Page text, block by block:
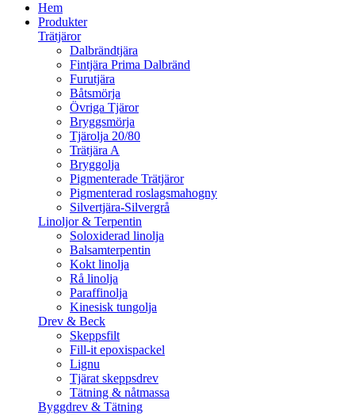
Hem
Produkter
Trätjäror
Dalbrändtjära
Fintjära Prima Dalbränd
Furutjära
Båtsmörja
Övriga Tjäror
Bryggsmörja
Tjärolja 20/80
Trätjära A
Bryggolja
Pigmenterade Trätjäror
Pigmenterad roslagsmahogny
Silvertjära-Silvergrå
Linoljor & Terpentin
Soloxiderad linolja
Balsamterpentin
Kokt linolja
Rå linolja
Paraffinolja
Kinesisk tungolja
Drev & Beck
Skeppsfilt
Fill-it epoxispackel
Lignu
Tjärat skeppsdrev
Tätning & nåtmassa
Byggdrev & Tätning